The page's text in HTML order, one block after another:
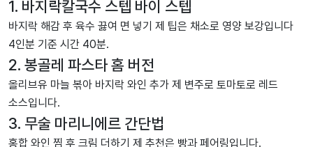
1. 바지락칼국수 스텝 바이 스텝
바지락 해감 후 육수 끓여 면 넣기 제 팁은 채소로 영양 보강입니다
4인분 기준 시간 40분.
2. 봉골레 파스타 홈 버전
올리브유 마늘 볶아 바지락 와인 추가 제 변주로 토마토로 레드
소스입니다.
3. 무술 마리니에르 간단법
홍합 와인 찜 후 크림 더하기 제 추천은 빵과 페어링입니다.